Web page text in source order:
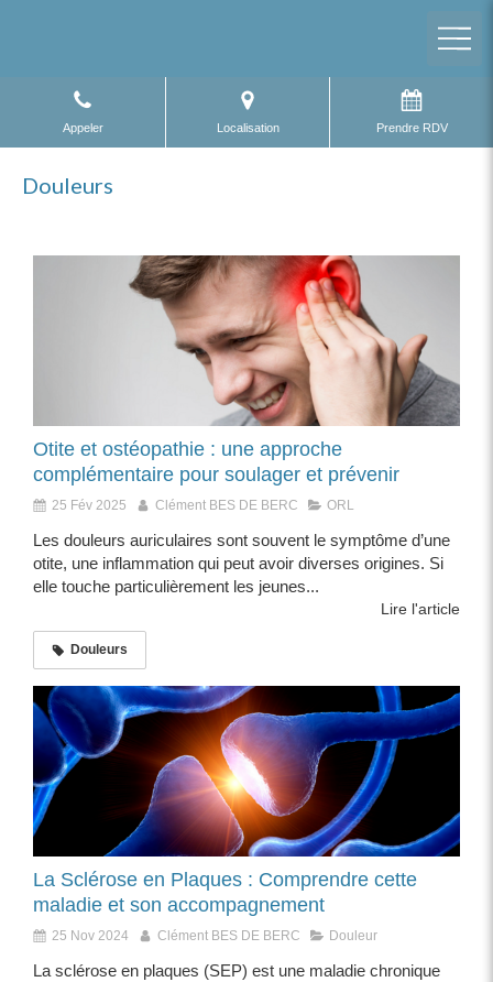
Appeler Localisation Prendre RDV
Douleurs
Otite et ostéopathie : une approche
complémentaire pour soulager et prévenir
25 Fév 2025 Clément BES DE BERC ORL
Les douleurs auriculaires sont souvent le symptôme d’une
otite, une inflammation qui peut avoir diverses origines. Si
elle touche particulièrement les jeunes...
Lire l'article
Douleurs
La Sclérose en Plaques : Comprendre cette
maladie et son accompagnement
25 Nov 2024 Clément BES DE BERC Douleur
La sclérose en plaques (SEP) est une maladie chronique